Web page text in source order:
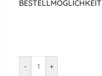
BESTELLMÖGLICHKEIT
- +